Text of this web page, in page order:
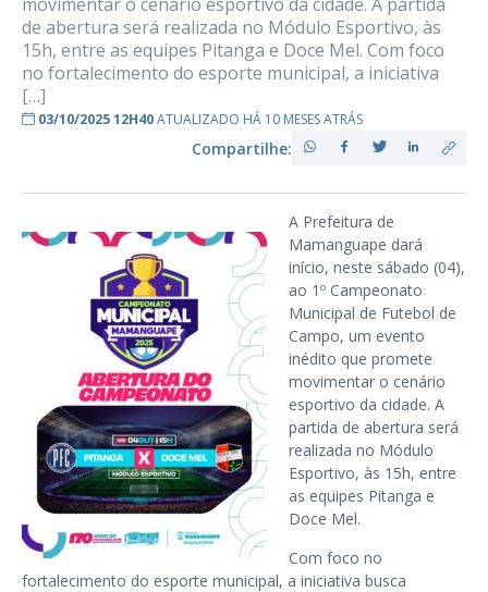
de abertura será realizada no Módulo Esportivo, às
15h, entre as equipes Pitanga e Doce Mel. Com foco
no fortalecimento do esporte municipal, a iniciativa
[…]
03/10/2025 12H40ATUALIZADO HÁ 10 MESES ATRÁS
Compartilhe:
A Prefeitura de
Mamanguape dará
início, neste sábado (04),
ao 1º Campeonato
Municipal de Futebol de
Campo, um evento
inédito que promete
movimentar o cenário
esportivo da cidade. A
partida de abertura será
realizada no Módulo
Esportivo, às 15h, entre
as equipes Pitanga e
Doce Mel.
Com foco no
fortalecimento do esporte municipal, a iniciativa busca